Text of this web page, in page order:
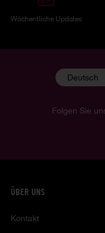
Wöchentliche Updates
Folgen Sie
Deutsch
ÜBER UNS
Kontakt